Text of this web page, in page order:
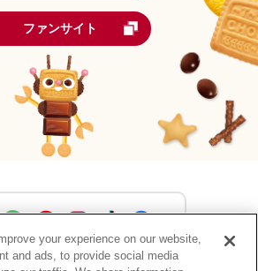
ファンサイト
your experience on our website,
and ads, to provide social media